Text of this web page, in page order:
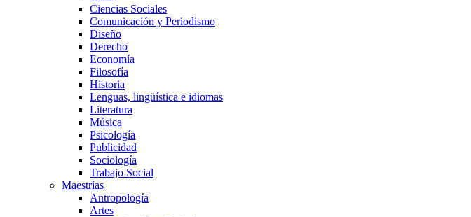
Ciencias Sociales
Comunicación y Periodismo
Diseño
Derecho
Economía
Filosofía
Historia
Lenguas, lingüística e idiomas
Literatura
Música
Psicología
Publicidad
Sociología
Trabajo Social
Maestrías
Antropología
Artes